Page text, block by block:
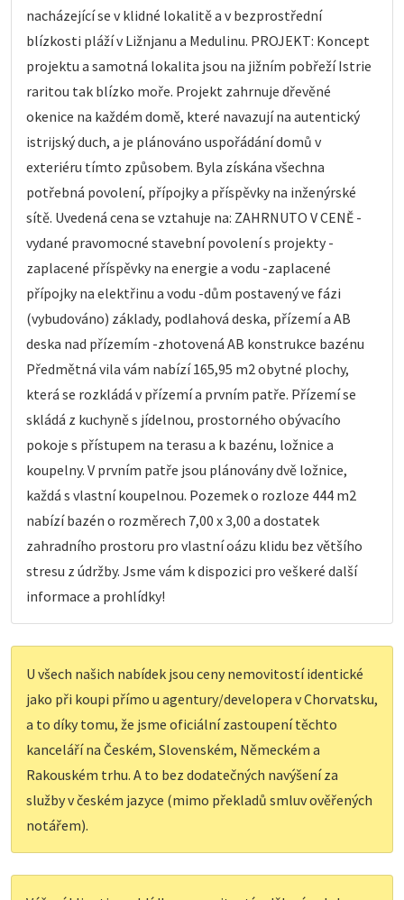
nacházející se v klidné lokalitě a v bezprostřední
blízkosti pláží v Ližnjanu a Medulinu. PROJEKT: Koncept
projektu a samotná lokalita jsou na jižním pobřeží Istrie
raritou tak blízko moře. Projekt zahrnuje dřevěné
okenice na každém domě, které navazují na autentický
istrijský duch, a je plánováno uspořádání domů v
exteriéru tímto způsobem. Byla získána všechna
potřebná povolení, přípojky a příspěvky na inženýrské
sítě. Uvedená cena se vztahuje na: ZAHRNUTO V CENĚ -
vydané pravomocné stavební povolení s projekty -
zaplacené příspěvky na energie a vodu -zaplacené
přípojky na elektřinu a vodu -dům postavený ve fázi
(vybudováno) základy, podlahová deska, přízemí a AB
deska nad přízemím -zhotovená AB konstrukce bazénu
Předmětná vila vám nabízí 165,95 m2 obytné plochy,
která se rozkládá v přízemí a prvním patře. Přízemí se
skládá z kuchyně s jídelnou, prostorného obývacího
pokoje s přístupem na terasu a k bazénu, ložnice a
koupelny. V prvním patře jsou plánovány dvě ložnice,
každá s vlastní koupelnou. Pozemek o rozloze 444 m2
nabízí bazén o rozměrech 7,00 x 3,00 a dostatek
zahradního prostoru pro vlastní oázu klidu bez většího
stresu z údržby. Jsme vám k dispozici pro veškeré další
informace a prohlídky!
U všech našich nabídek jsou ceny nemovitostí identické
jako při koupi přímo u agentury/developera v Chorvatsku,
a to díky tomu, že jsme oficiální zastoupení těchto
kanceláří na Českém, Slovenském, Německém a
Rakouském trhu. A to bez dodatečných navýšení za
služby v českém jazyce (mimo překladů smluv ověřených
notářem).